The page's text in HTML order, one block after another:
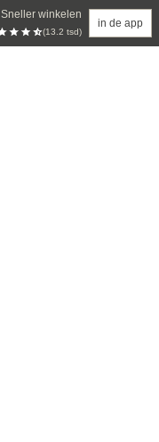
Sneller winkelen
(13.2 tsd)
in de app